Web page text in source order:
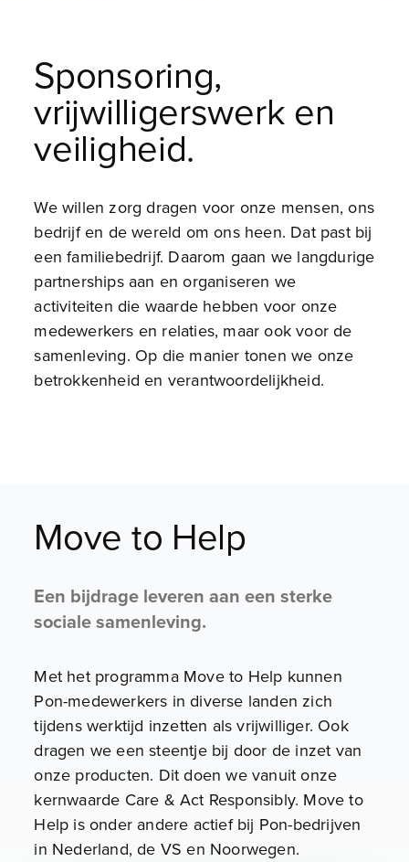
Sponsoring,
vrijwilligerswerk en
veiligheid.
We willen zorg dragen voor onze mensen, ons
bedrijf en de wereld om ons heen. Dat past bij
een familiebedrijf. Daarom gaan we langdurige
partnerships aan en organiseren we
activiteiten die waarde hebben voor onze
medewerkers en relaties, maar ook voor de
samenleving. Op die manier tonen we onze
betrokkenheid en verantwoordelijkheid.
Move to Help
Een bijdrage leveren aan een sterke
sociale samenleving.
Met het programma Move to Help kunnen
Pon-medewerkers in diverse landen zich
tijdens werktijd inzetten als vrijwilliger. Ook
dragen we een steentje bij door de inzet van
onze producten. Dit doen we vanuit onze
kernwaarde Care & Act Responsibly. Move to
Help is onder andere actief bij Pon-bedrijven
in Nederland, de VS en Noorwegen.